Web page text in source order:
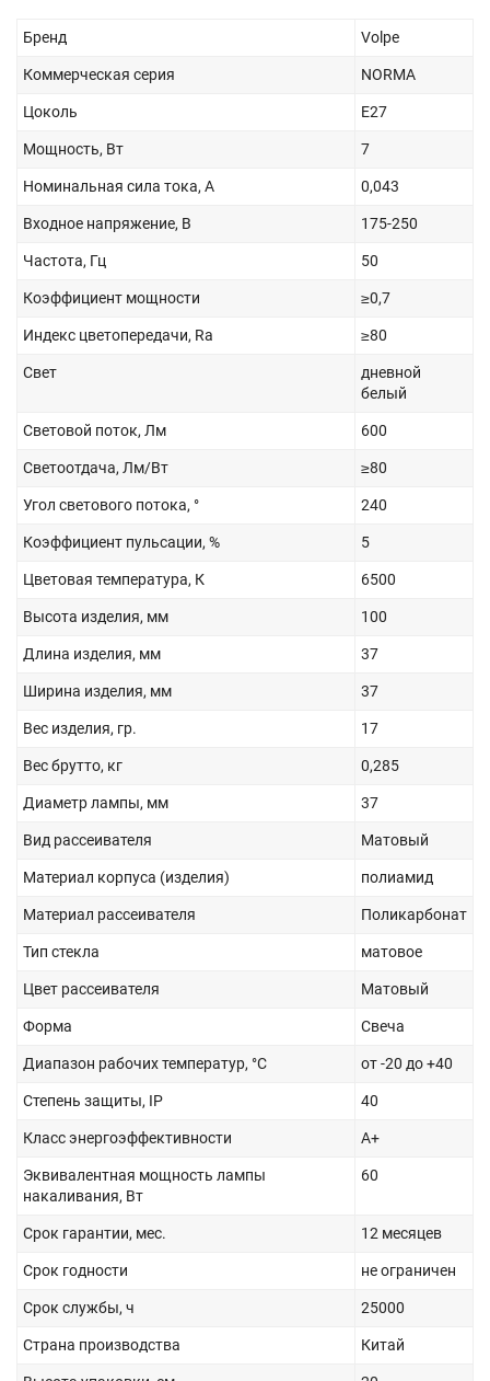
Бренд Volpe
Коммерческая серия NORMA
Цоколь E27
Мощность, Вт 7
Номинальная сила тока, А 0,043
Входное напряжение, В 175-250
Частота, Гц 50
Коэффициент мощности ≥0,7
Индекс цветопередачи, Ra ≥80
Свет
дневной
белый
Световой поток, Лм 600
Светоотдача, Лм/Вт ≥80
Угол светового потока, ° 240
Коэффициент пульсации, % 5
Цветовая температура, К 6500
Высота изделия, мм 100
Длина изделия, мм 37
Ширина изделия, мм 37
Вес изделия, гр. 17
Вес брутто, кг 0,285
Диаметр лампы, мм 37
Вид рассеивателя Матовый
Материал корпуса (изделия) полиамид
Материал рассеивателя Поликарбонат
Тип стекла матовое
Цвет рассеивателя Матовый
Форма Свеча
Диапазон рабочих температур, °С от -20 до +40
Степень защиты, IP 40
Класс энергоэффективности A+
Эквивалентная мощность лампы
накаливания, Вт
60
Срок гарантии, мес. 12 месяцев
Срок годности не ограничен
Срок службы, ч 25000
Страна производства Китай